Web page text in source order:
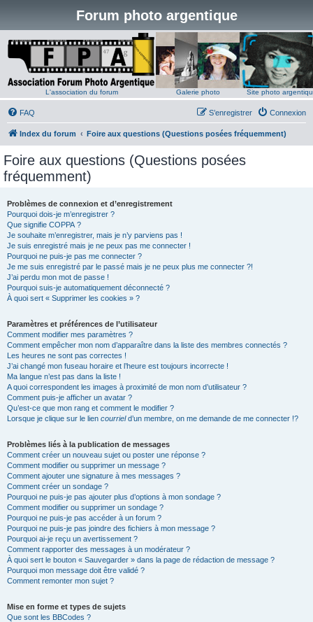
Forum photo argentique
L'association du forum Galerie photo Site photo
FAQ Connexion
S’enregistrer
Index du forum Foire aux questions (Questions posées fréquemment)
Foire aux questions (Questions posées
fréquemment)
Problèmes de connexion et d’enregistrement
Pourquoi dois-je m’enregistrer ?
Que signifie COPPA ?
Je souhaite m’enregistrer, mais je n’y parviens pas !
Je suis enregistré mais je ne peux pas me connecter !
Pourquoi ne puis-je pas me connecter ?
Je me suis enregistré par le passé mais je ne peux plus me connecter ?!
J’ai perdu mon mot de passe !
Pourquoi suis-je automatiquement déconnecté ?
À quoi sert « Supprimer les cookies » ?
Paramètres et préférences de l’utilisateur
Comment modifier mes paramètres ?
Comment empêcher mon nom d’apparaître dans la liste des membres connectés ?
Les heures ne sont pas correctes !
J’ai changé mon fuseau horaire et l’heure est toujours incorrecte !
Ma langue n’est pas dans la liste !
A quoi correspondent les images à proximité de mon nom d’utilisateur ?
Comment puis-je afficher un avatar ?
Qu’est-ce que mon rang et comment le modifier ?
Lorsque je clique sur le lien courrield’un membre, on me demande de me connecter !?
Problèmes liés à la publication de messages
Comment créer un nouveau sujet ou poster une réponse ?
Comment modifier ou supprimer un message ?
Comment ajouter une signature à mes messages ?
Comment créer un sondage ?
Pourquoi ne puis-je pas ajouter plus d’options à mon sondage ?
Comment modifier ou supprimer un sondage ?
Pourquoi ne puis-je pas accéder à un forum ?
Pourquoi ne puis-je pas joindre des fichiers à mon message ?
Pourquoi ai-je reçu un avertissement ?
Comment rapporter des messages à un modérateur ?
À quoi sert le bouton « Sauvegarder » dans la page de rédaction de message ?
Pourquoi mon message doit être validé ?
Comment remonter mon sujet ?
Mise en forme et types de sujets
Que sont les BBCodes ?